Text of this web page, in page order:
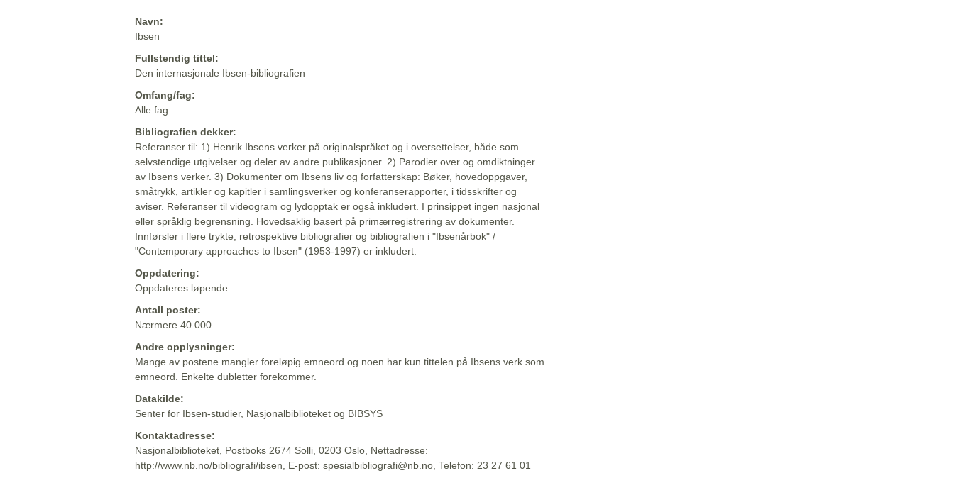
Navn:
Ibsen
Fullstendig tittel:
Den internasjonale Ibsen-bibliografien
Omfang/fag:
Alle fag
Bibliografien dekker:
Referanser til: 1) Henrik Ibsens verker på originalspråket og i oversettelser, både som
selvstendige utgivelser og deler av andre publikasjoner. 2) Parodier over og omdiktninger
av Ibsens verker. 3) Dokumenter om Ibsens liv og forfatterskap: Bøker, hovedoppgaver,
småtrykk, artikler og kapitler i samlingsverker og konferanserapporter, i tidsskrifter og
aviser. Referanser til videogram og lydopptak er også inkludert. I prinsippet ingen nasjonal
eller språklig begrensning. Hovedsaklig basert på primærregistrering av dokumenter.
Innførsler i flere trykte, retrospektive bibliografier og bibliografien i "Ibsenårbok" /
"Contemporary approaches to Ibsen" (1953-1997) er inkludert.
Oppdatering:
Oppdateres løpende
Antall poster:
Nærmere 40 000
Andre opplysninger:
Mange av postene mangler foreløpig emneord og noen har kun tittelen på Ibsens verk som
emneord. Enkelte dubletter forekommer.
Datakilde:
Senter for Ibsen-studier, Nasjonalbiblioteket og BIBSYS
Kontaktadresse:
Nasjonalbiblioteket, Postboks 2674 Solli, 0203 Oslo, Nettadresse:
http://www.nb.no/bibliografi/ibsen, E-post: spesialbibliografi@nb.no, Telefon: 23 27 61 01